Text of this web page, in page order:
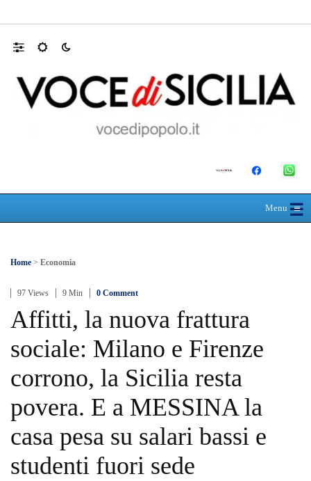
Menu≡
☰
Home > Economia
97 Views 9 Min 0 Comment
Affitti, la nuova frattura
sociale: Milano e Firenze
corrono, la Sicilia resta
povera. E a MESSINA la
casa pesa su salari bassi e
studenti fuori sede